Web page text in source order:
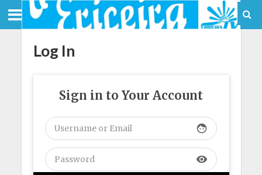
Log In
Sign in to Your Account
face
visibility